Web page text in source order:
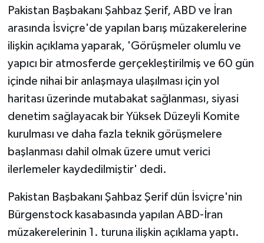
Pakistan Başbakanı Şahbaz Şerif, ABD ve İran
arasında İsviçre'de yapılan barış müzakerelerine
ilişkin açıklama yaparak, 'Görüşmeler olumlu ve
yapıcı bir atmosferde gerçekleştirilmiş ve 60 gün
içinde nihai bir anlaşmaya ulaşılması için yol
haritası üzerinde mutabakat sağlanması, siyasi
denetim sağlayacak bir Yüksek Düzeyli Komite
kurulması ve daha fazla teknik görüşmelere
başlanması dahil olmak üzere umut verici
ilerlemeler kaydedilmiştir' dedi.
Pakistan Başbakanı Şahbaz Şerif dün İsviçre'nin
Bürgenstock kasabasında yapılan ABD-İran
müzakerelerinin 1. turuna ilişkin açıklama yaptı.